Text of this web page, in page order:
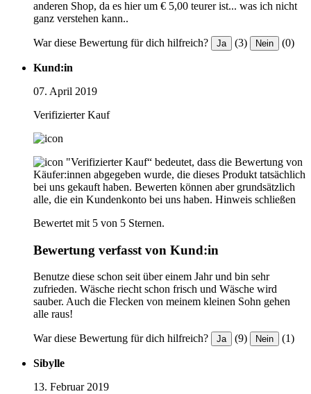
anderen Shop, da es hier um € 5,00 teurer ist... was ich nicht
ganz verstehen kann..
War diese Bewertung für dich hilfreich? Ja (3) Nein (0)
Kund:in
07. April 2019
Verifizierter Kauf
"Verifizierter Kauf“ bedeutet, dass die Bewertung von
Käufer:innen abgegeben wurde, die dieses Produkt tatsächlich
bei uns gekauft haben. Bewerten können aber grundsätzlich
alle, die ein Kundenkonto bei uns haben. Hinweis schließen
Bewertet mit 5 von 5 Sternen.
Bewertung verfasst von Kund:in
Benutze diese schon seit über einem Jahr und bin sehr
zufrieden. Wäsche riecht schon frisch und Wäsche wird
sauber. Auch die Flecken von meinem kleinen Sohn gehen
alle raus!
War diese Bewertung für dich hilfreich? Ja (9) Nein (1)
Sibylle
13. Februar 2019